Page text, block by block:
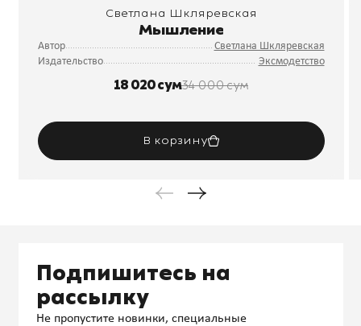
Светлана Шкляревская
Мышление
Автор
Светлана Шкляревская
Издательство
Эксмодетство
18 020 сум34 000 сум
В корзину
Подпишитесь на
рассылку
Не пропустите новинки, специальные